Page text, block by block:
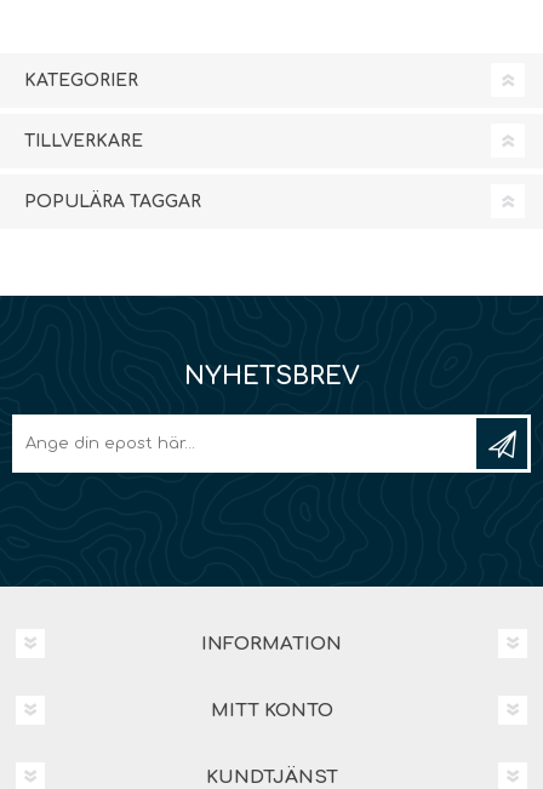
KATEGORIER
TILLVERKARE
POPULÄRA TAGGAR
NYHETSBREV
INFORMATION
MITT KONTO
KUNDTJÄNST